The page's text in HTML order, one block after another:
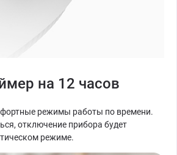
на 12 часов
режимы работы по времени.
отключение прибора будет
режиме.